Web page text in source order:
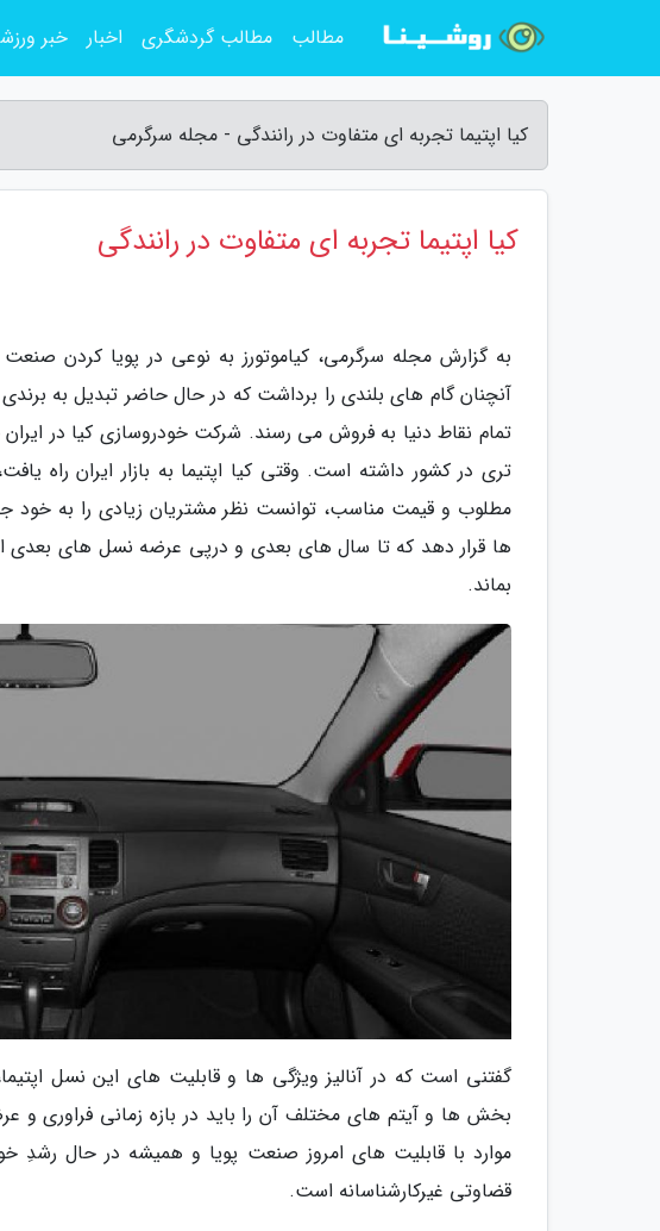
کیا اپتیما تجربه ای متفاوت در رانندگی - مجله سرگرمی
کیا اپتیما تجربه ای متفاوت در رانندگی
به گزارش مجله سرگرمی، کیاموتورز به نوعی در پویا کردن
آنچنان گام های بلندی را برداشت که در حال حاضر تبدیل به
تمام نقاط دنیا به فروش می رسند. شرکت خودروسازی کیا در
تری در کشور داشته است. وقتی کیا اپتیما به بازار ایران راه
مطلوب و قیمت مناسب، توانست نظر مشتریان زیادی را به خود
ها قرار دهد که تا سال های بعدی و درپی عرضه نسل های بعدی
بماند.
گفتنی است که در آنالیز ویژگی ها و قابلیت های این نسل
بخش ها و آیتم های مختلف آن را باید در بازه زمانی فراوری و
موارد با قابلیت های امروز صنعت پویا و همیشه در حال رشدِ
قضاوتی غیرکارشناسانه است.
مطالب مطالب گردشگری اخبار خبر